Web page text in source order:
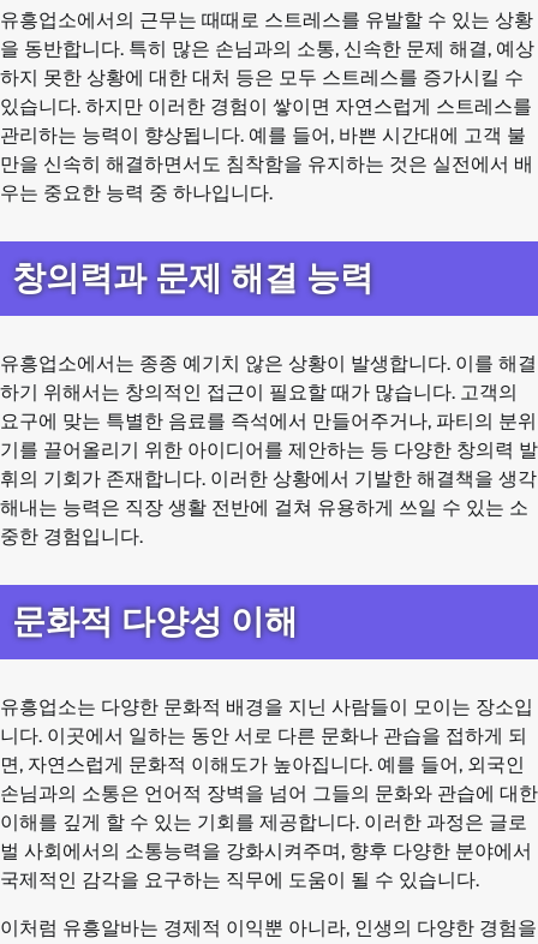
유흥업소에서의 근무는 때때로 스트레스를 유발할 수 있는 상황
을 동반합니다. 특히 많은 손님과의 소통, 신속한 문제 해결, 예상
하지 못한 상황에 대한 대처 등은 모두 스트레스를 증가시킬 수
있습니다. 하지만 이러한 경험이 쌓이면 자연스럽게 스트레스를
관리하는 능력이 향상됩니다. 예를 들어, 바쁜 시간대에 고객 불
만을 신속히 해결하면서도 침착함을 유지하는 것은 실전에서 배
우는 중요한 능력 중 하나입니다.
창의력과 문제 해결 능력
유흥업소에서는 종종 예기치 않은 상황이 발생합니다. 이를 해결
하기 위해서는 창의적인 접근이 필요할 때가 많습니다. 고객의
요구에 맞는 특별한 음료를 즉석에서 만들어주거나, 파티의 분위
기를 끌어올리기 위한 아이디어를 제안하는 등 다양한 창의력 발
휘의 기회가 존재합니다. 이러한 상황에서 기발한 해결책을 생각
해내는 능력은 직장 생활 전반에 걸쳐 유용하게 쓰일 수 있는 소
중한 경험입니다.
문화적 다양성 이해
유흥업소는 다양한 문화적 배경을 지닌 사람들이 모이는 장소입
니다. 이곳에서 일하는 동안 서로 다른 문화나 관습을 접하게 되
면, 자연스럽게 문화적 이해도가 높아집니다. 예를 들어, 외국인
손님과의 소통은 언어적 장벽을 넘어 그들의 문화와 관습에 대한
이해를 깊게 할 수 있는 기회를 제공합니다. 이러한 과정은 글로
벌 사회에서의 소통능력을 강화시켜주며, 향후 다양한 분야에서
국제적인 감각을 요구하는 직무에 도움이 될 수 있습니다.
이처럼 유흥알바는 경제적 이익뿐 아니라, 인생의 다양한 경험을